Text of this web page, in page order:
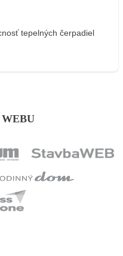
tepelných čerpadiel